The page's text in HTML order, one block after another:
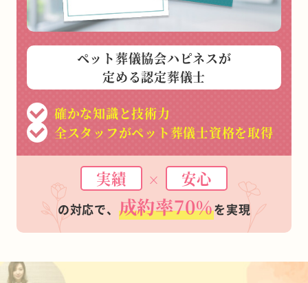
ペット葬儀協会ハピネスが
定める認定葬儀士
確かな知識と技術力
全スタッフがペット葬儀士資格を取得
実績 × 安心
の対応で、 成約率70%を実現